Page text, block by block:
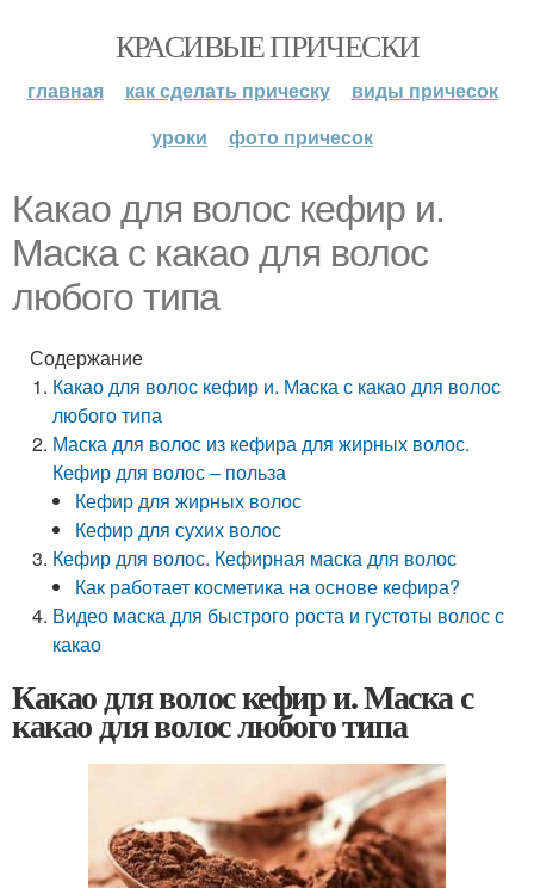
КРАСИВЫЕ ПРИЧЕСКИ
главная как сделать прическу
виды причесок
уроки
фото причесок
Какао для волос кефир и.
Маска с какао для волос
любого типа
Содержание
Какао для волос кефир и. Маска с какао для волос
любого типа
Маска для волос из кефира для жирных волос.
Кефир для волос – польза
Кефир для жирных волос
Кефир для сухих волос
Кефир для волос. Кефирная маска для волос
Как работает косметика на основе кефира?
Видео маска для быстрого роста и густоты волос с
какао
Какао для волос кефир и. Маска с
какао для волос любого типа